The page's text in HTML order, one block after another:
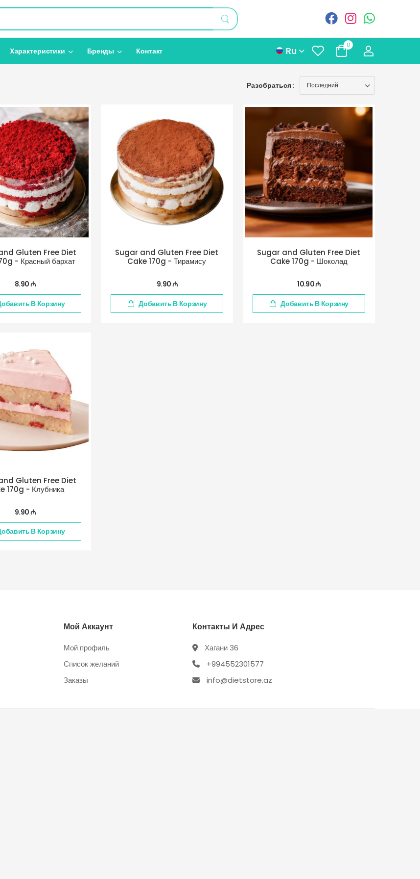
Xарактеристики Бренды Контакт Ru 0
Разобраться :
Gluten Free Diet
- Красный бархат
8.90 ₼
В Корзину
Sugar and Gluten Free Diet
Cake 170g - Тирамису
9.90 ₼
Добавить В Корзину
Sugar and Gluten Free Diet
Cake 170g - Шоколад
10.90 ₼
Добавить В Корзину
Gluten Free Diet
170g - Клубника
9.90 ₼
В Корзину
Мой Аккаунт
Мой профиль
Список желаний
Заказы
Контакты И Адрес
Хагани 36
+994552301577
info@dietstore.az